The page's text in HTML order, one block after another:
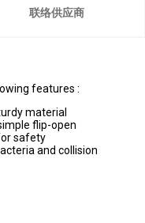
联络供应商
features :
material
flip-open
safety
and collision